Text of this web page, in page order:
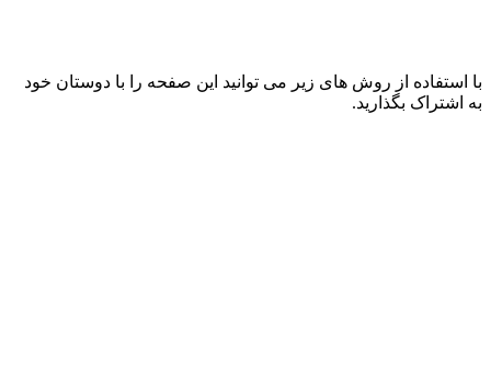
با استفاده از روش های زیر می توانید این صفحه را با دوستان خود
به اشتراک بگذارید.